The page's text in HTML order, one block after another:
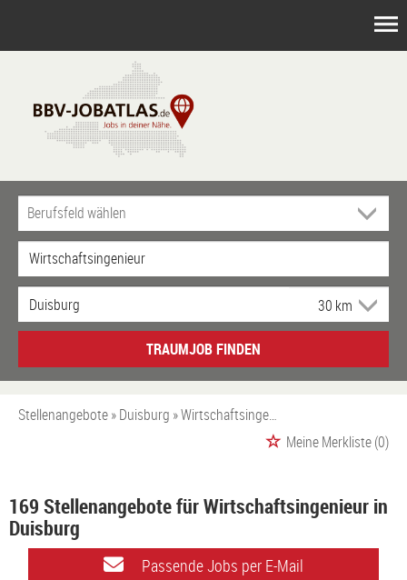
TRAUMJOB FINDEN
Stellenangebote Duisburg Wirtschaftsingenieur
Meine Merkliste(0)
169 Stellenangebote für Wirtschaftsingenieur in
Duisburg
Passende Jobs per E-Mail